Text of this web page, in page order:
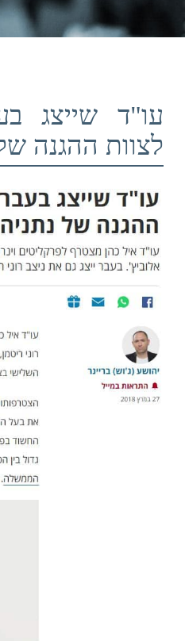
עו"ד שייצג
לצוות ההגנה